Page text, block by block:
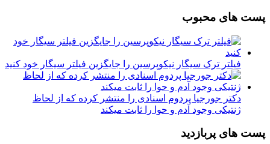
پست های محبوب
فیلتر ترک سیگار نیکوپرسین را جایگزین فیلتر سیگار خود کنید
دکتر جورجیا پردوم اسنادی را منتشر کرده که از لحاظ
ژنتیکی وجود آدم و حوا را ثابت میکند
پست های پربازدید